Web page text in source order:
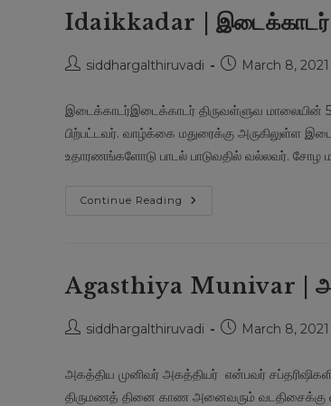
Idaikkadar | இடைக்காடர்
Postsiddhargalthiruvadi
PostMarch 8, 2021
இடைக்காடர்இடைக்காடர் திருவள்ளுவ மாலையின்
பிற்பட்டவர். வாழ்க்கை மதுரைக்கு அருகிலுள்ள
உதாரணங்களோடு பாடல் பாடுவதில் வல்லவர். சோழ
Continue Reading Idaikkadar
Agasthiya Munivar |
Postsiddhargalthiruvadi
PostMarch 8, 2021
அகத்திய முனிவர் அகத்தியர் என்பவர்
திருமணத் தினை காண அனைவரும் வடதிசைக்கு